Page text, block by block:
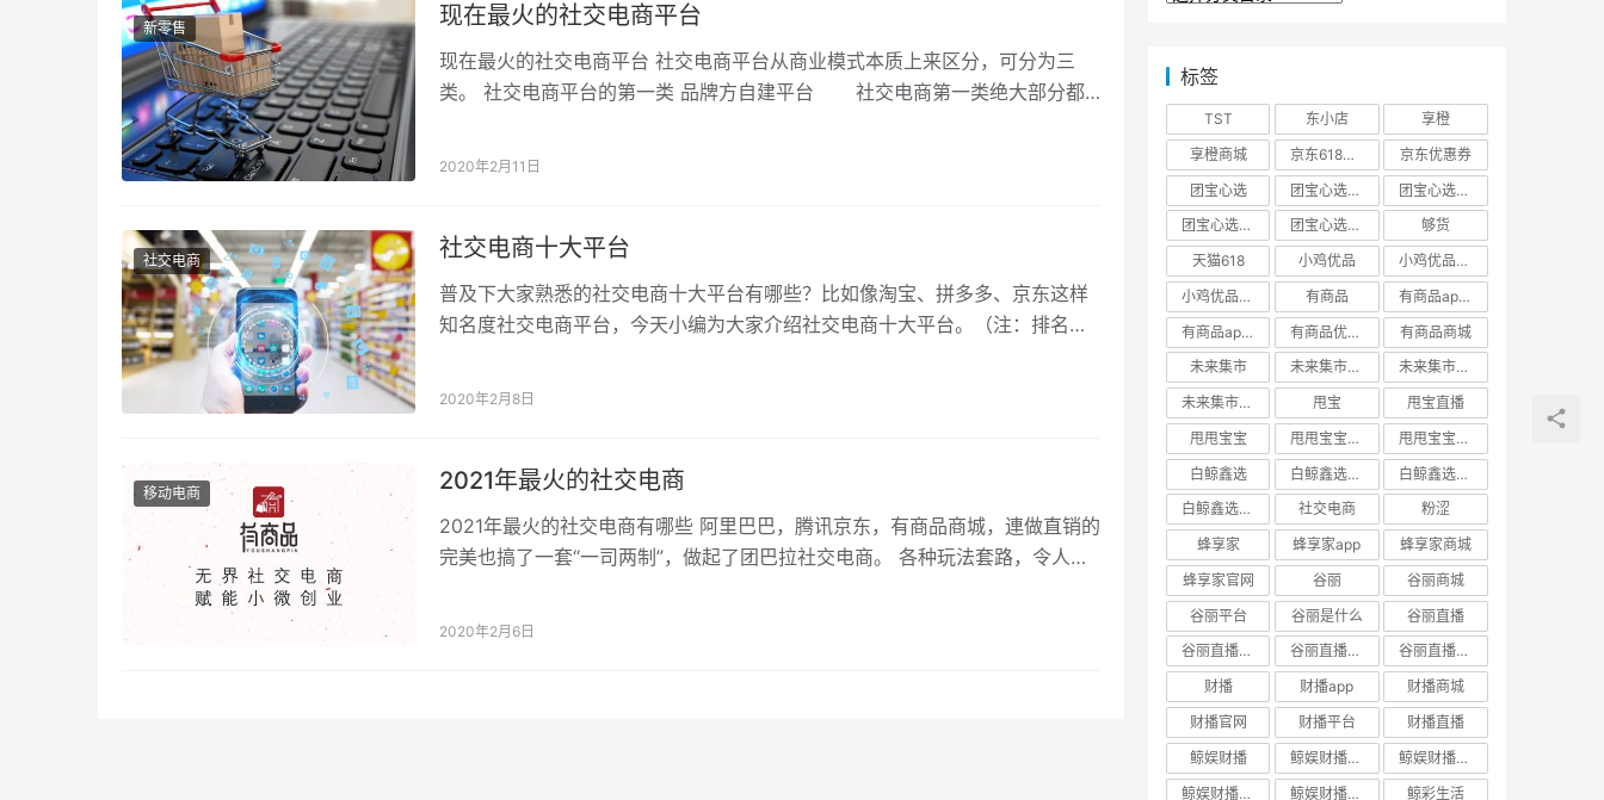
新零售 现在最火的社交电商平台
现在最火的社交电商平台 社交电商平台从商业模式本质上来区分，可分为三
类。 社交电商平台的第一类 品牌方自建平台 社交电商第一类绝大部分都
2020年2月11日
社交电商 社交电商十大平台
普及下大家熟悉的社交电商十大平台有哪些？比如像淘宝、拼多多、京东这样
知名度社交电商平台，今天小编为大家介绍社交电商十大平台。（注：排名不
2020年2月8日
移动电商 2021年最火的社交电商
2021年最火的社交电商有哪些 阿里巴巴，腾讯京东，有商品商城，連做直销的
完美也搞了一套“一司两制”，做起了团巴拉社交电商。 各种玩法套路，令人眼
2020年2月6日
标签
TST 东小店
享橙
享橙商城
京东618大促优惠券
京东优惠券
团宝心选
团宝心选商城
团宝心选官方网站
团宝心选官网
团宝心选小程序
够货
天猫618
小鸡优品
小鸡优品商城
小鸡优品官网
有商品
有商品app下载
有商品app邀请码
有商品优惠券
有商品商城
未来集市
未来集市app
未来集市商城
未来集市邀请码
甩宝
甩宝直播
甩甩宝宝
甩甩宝宝商城
甩甩宝宝直播
白鲸鑫选
白鲸鑫选APP
白鲸鑫选商城
白鲸鑫选官网
社交电商
粉涩
蜂享家
蜂享家app
蜂享家商城
蜂享家官网
谷丽
谷丽商城
谷丽平台
谷丽是什么
谷丽直播
谷丽直播官网
谷丽直播平台
谷丽直播怎么加入
财播
财播app
财播商城
财播官网
财播平台
财播直播
鲸娱财播
鲸娱财播app
鲸娱财播商城
鲸娱财播官网
鲸娱财播直播 鲸彩生活